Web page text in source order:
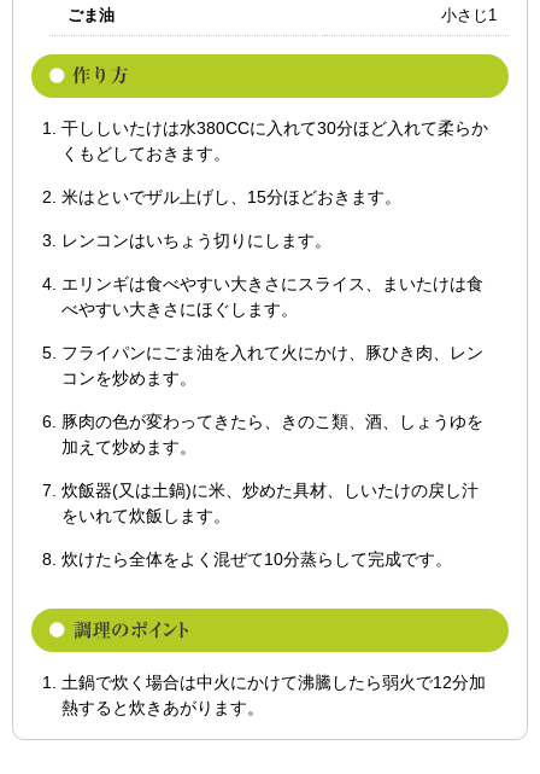
ごま油 小さじ1
干ししいたけは水380CCに入れて30分ほど入れて柔らか
くもどしておきます。
米はといでザル上げし、15分ほどおきます。
レンコンはいちょう切りにします。
エリンギは食べやすい大きさにスライス、まいたけは食
べやすい大きさにほぐします。
フライパンにごま油を入れて火にかけ、豚ひき肉、レン
コンを炒めます。
豚肉の色が変わってきたら、きのこ類、酒、しょうゆを
加えて炒めます。
炊飯器(又は土鍋)に米、炒めた具材、しいたけの戻し汁
をいれて炊飯します。
炊けたら全体をよく混ぜて10分蒸らして完成です。
土鍋で炊く場合は中火にかけて沸騰したら弱火で12分加
熱すると炊きあがります。